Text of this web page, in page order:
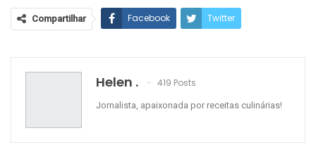
Compartilhar Facebook Twitter
WhatsApp
Helen . 419 Posts
Jornalista, apaixonada por receitas culinárias!